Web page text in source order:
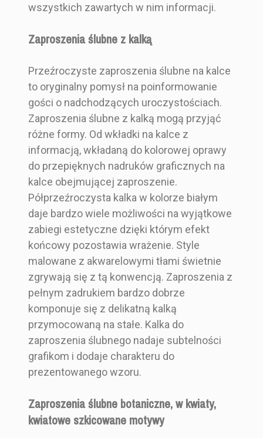
wszystkich zawartych w nim informacji.
Zaproszenia ślubne z kalką
Przeźroczyste zaproszenia ślubne na kalce
to oryginalny pomysł na poinformowanie
gości o nadchodzących uroczystościach.
Zaproszenia ślubne z kalką mogą przyjąć
różne formy. Od wkładki na kalce z
informacją, wkładaną do kolorowej oprawy
do przepięknych nadruków graficznych na
kalce obejmującej zaproszenie.
Półprzeźroczysta kalka w kolorze białym
daje bardzo wiele możliwości na wyjątkowe
zabiegi estetyczne dzięki którym efekt
końcowy pozostawia wrażenie. Style
malowane z akwarelowymi tłami świetnie
zgrywają się z tą konwencją. Zaproszenia z
pełnym zadrukiem bardzo dobrze
komponuje się z delikatną kalką
przymocowaną na stałe. Kalka do
zaproszenia ślubnego nadaje subtelności
grafikom i dodaje charakteru do
prezentowanego wzoru.
Zaproszenia ślubne botaniczne, w kwiaty,
kwiatowe szkicowane motywy